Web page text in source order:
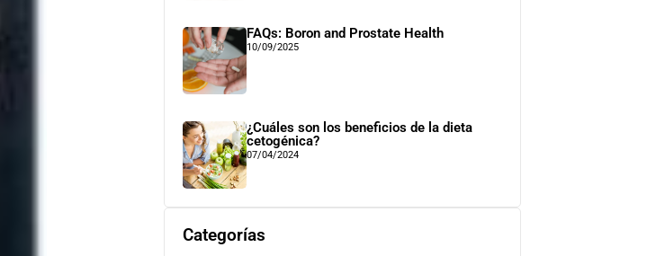
FAQs: Boron and Prostate Health
10/09/2025
¿Cuáles son los beneficios de la dieta
cetogénica?
07/04/2024
Categorías